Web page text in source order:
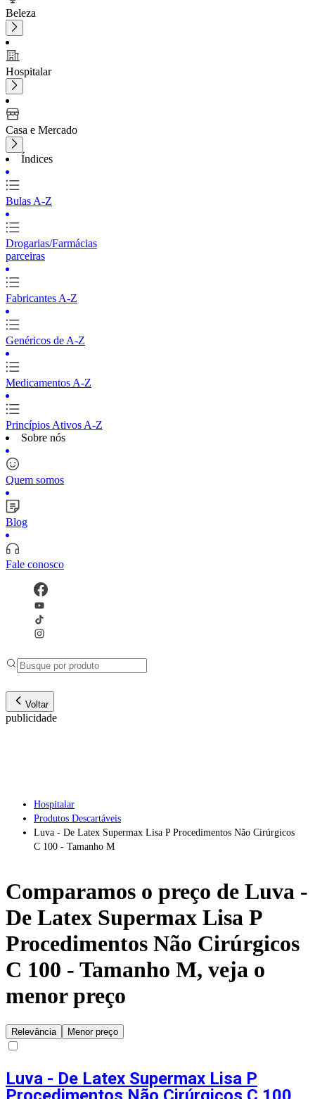
Beleza
Hospitalar
Casa e Mercado
Índices
Bulas A-Z
Drogarias/Farmácias
parceiras
Fabricantes A-Z
Genéricos de A-Z
Medicamentos A-Z
Princípios Ativos A-Z
Sobre nós
Quem somos
Blog
Fale conosco
Voltar
publicidade
Hospitalar
Produtos Descartáveis
Luva - De Latex Supermax Lisa P Procedimentos Não Cirúrgicos
C 100 - Tamanho M
Comparamos o preço de Luva -
De Latex Supermax Lisa P
Procedimentos Não Cirúrgicos
C 100 - Tamanho M, veja o
menor preço
Relevância Menor preço
Luva - De Latex Supermax Lisa P